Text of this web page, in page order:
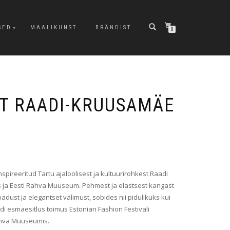
MAALIKUNST BRÄNDIST 0
RAADI-KRUUSAMÄE
Tartu ajaloolisest ja kultuurirohkest Raadi
Eesti Rahva Muuseum. Pehmest ja elastsest kangast
ja elegantset välimust, sobides nii pidulikuks kui
esmaesitlus toimus Estonian Fashion Festivali
Muuseumis.